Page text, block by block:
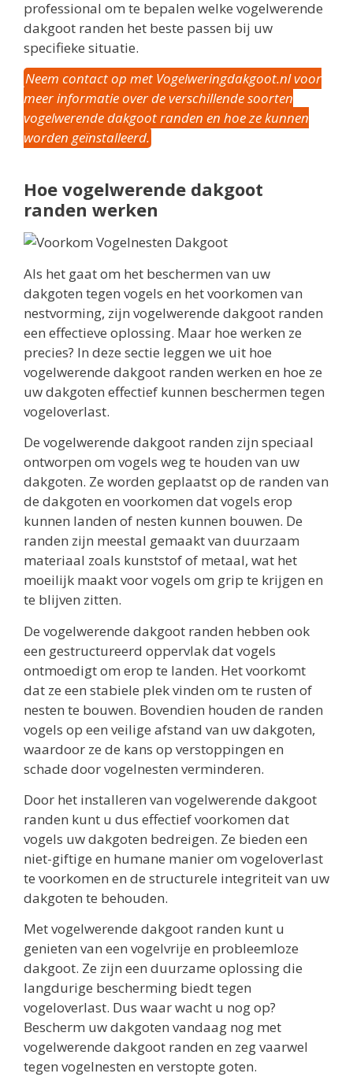
professional om te bepalen welke vogelwerende
dakgoot randen het beste passen bij uw
specifieke situatie.
Neem contact op met Vogelweringdakgoot.nl voor
meer informatie over de verschillende soorten
vogelwerende dakgoot randen en hoe ze kunnen
worden geïnstalleerd.
Hoe vogelwerende dakgoot
randen werken
Als het gaat om het beschermen van uw
dakgoten tegen vogels en het voorkomen van
nestvorming, zijn vogelwerende dakgoot randen
een effectieve oplossing. Maar hoe werken ze
precies? In deze sectie leggen we uit hoe
vogelwerende dakgoot randen werken en hoe ze
uw dakgoten effectief kunnen beschermen tegen
vogeloverlast.
De vogelwerende dakgoot randen zijn speciaal
ontworpen om vogels weg te houden van uw
dakgoten. Ze worden geplaatst op de randen van
de dakgoten en voorkomen dat vogels erop
kunnen landen of nesten kunnen bouwen. De
randen zijn meestal gemaakt van duurzaam
materiaal zoals kunststof of metaal, wat het
moeilijk maakt voor vogels om grip te krijgen en
te blijven zitten.
De vogelwerende dakgoot randen hebben ook
een gestructureerd oppervlak dat vogels
ontmoedigt om erop te landen. Het voorkomt
dat ze een stabiele plek vinden om te rusten of
nesten te bouwen. Bovendien houden de randen
vogels op een veilige afstand van uw dakgoten,
waardoor ze de kans op verstoppingen en
schade door vogelnesten verminderen.
Door het installeren van vogelwerende dakgoot
randen kunt u dus effectief voorkomen dat
vogels uw dakgoten bedreigen. Ze bieden een
niet-giftige en humane manier om vogeloverlast
te voorkomen en de structurele integriteit van uw
dakgoten te behouden.
Met vogelwerende dakgoot randen kunt u
genieten van een vogelvrije en probleemloze
dakgoot. Ze zijn een duurzame oplossing die
langdurige bescherming biedt tegen
vogeloverlast. Dus waar wacht u nog op?
Bescherm uw dakgoten vandaag nog met
vogelwerende dakgoot randen en zeg vaarwel
tegen vogelnesten en verstopte goten.